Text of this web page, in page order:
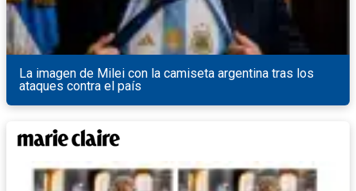
La imagen de Milei con la camiseta argentina tras los
ataques contra el país